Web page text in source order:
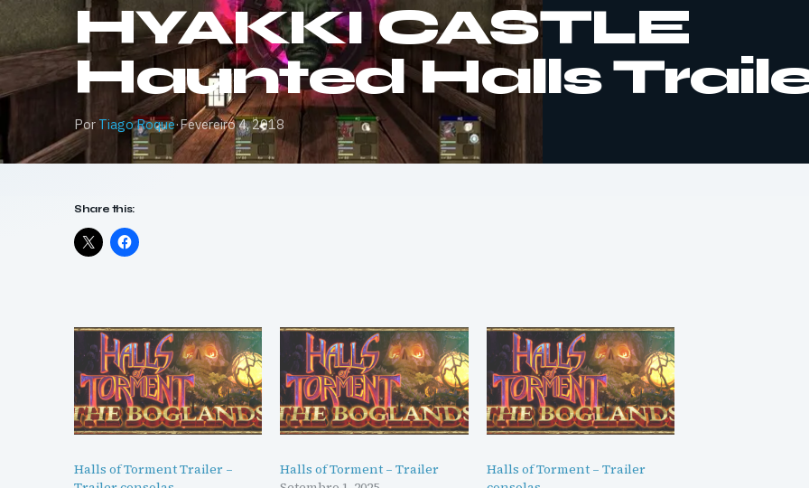
HYAKKI CASTLE
Haunted Halls
Por Tiago Roque·Fevereiro 4, 2018
Share this:
Halls of Torment Trailer –
Halls of Torment – Trailer
Halls of Torment – Trailer